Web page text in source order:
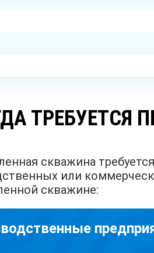
скважина
или
скважине: